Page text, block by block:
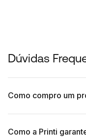
Dúvidas
Como compro um
Como a Printi